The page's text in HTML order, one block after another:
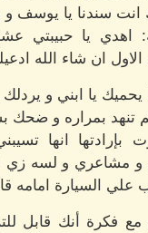
انت سندنا يا يوسف
اهدي يا حبيبتي
ان شاء الله
يا ابني و
بمراره و ضحك
بإرادتها انها
مشاعري و لسه زي
السيارة امامه
مع فكرة أنك قابل